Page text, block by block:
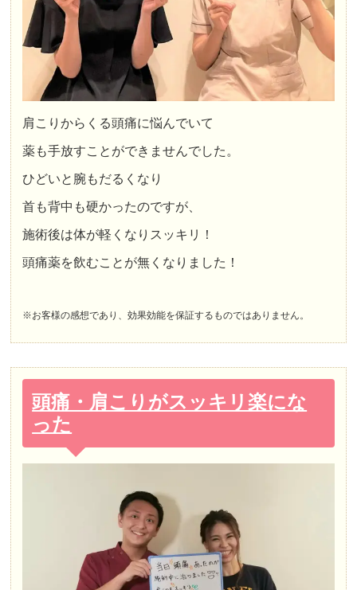
肩こりからくる頭痛に悩んでいて
薬も手放すことができませんでした。
ひどいと腕もだるくなり
首も背中も硬かったのですが、
施術後は体が軽くなりスッキリ！
頭痛薬を飲むことが無くなりました！
※お客様の感想であり、効果効能を保証するものではありません。
頭痛・肩こりがスッキリ楽にな
った